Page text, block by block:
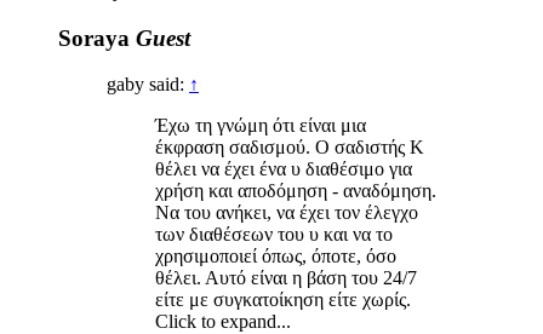
Soraya Guest
gaby said: ↑
Έχω τη γνώμη ότι είναι μια
έκφραση σαδισμού. Ο σαδιστής Κ
θέλει να έχει ένα υ διαθέσιμο για
χρήση και αποδόμηση - αναδόμηση.
Να του ανήκει, να έχει τον έλεγχο
των διαθέσεων του υ και να το
χρησιμοποιεί όπως, όποτε, όσο
θέλει. Αυτό είναι η βάση του 24/7
είτε με συγκατοίκηση είτε χωρίς.
Click to expand...